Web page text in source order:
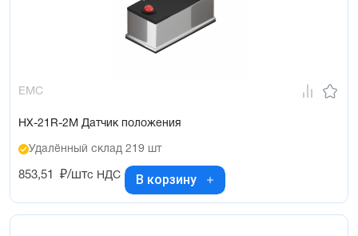
EMC
HX-21R-2M Датчик положения
Удалённый склад 219 шт
853,51 ₽/штс НДС В корзину